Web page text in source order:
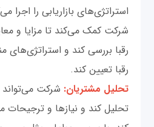
استراتژی‌های بازاریابی را اجرا
شرکت کمک می‌کند تا مزایا و
رقبا بررسی کند و استراتژی‌های
رقبا تعیین کند.
تحلیل مشتریان: شرکت می‌تواند
تحلیل کند و نیازها و ترجیحات